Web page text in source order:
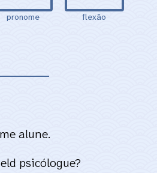
pronome flexão
nas frases
ealune.
eld psicólogue?